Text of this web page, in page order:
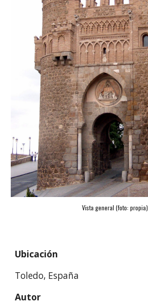
Vista general (foto: propia)
Ubicación
Toledo, España
Autor